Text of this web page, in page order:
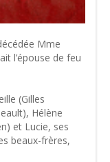
Mme
l’épouse de feu
(Gilles
Hélène
et Lucie, ses
beaux-frères,